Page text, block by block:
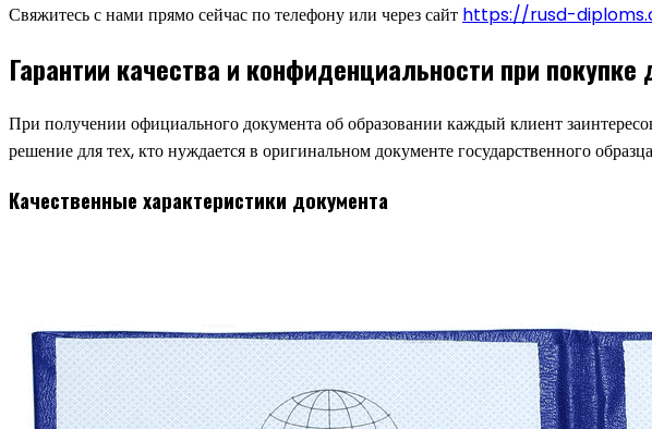
Свяжитесь с нами прямо сейчас по телефону или через сайт https://rusd-
Гарантии качества и конфиденциальности при покупке
При получении официального документа об образовании каждый клиент
решение для тех, кто нуждается в оригинальном документе государственного
Качественные характеристики документа